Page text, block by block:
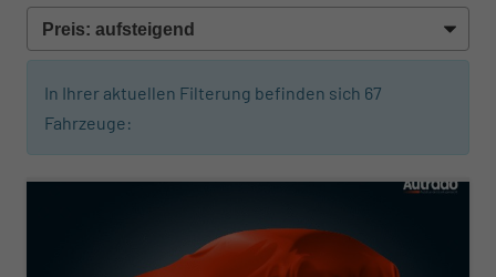
In Ihrer aktuellen Filterung befinden sich 67
Fahrzeuge:
ab 845,– € mtl.